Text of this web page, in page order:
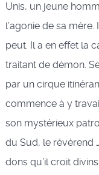
Unis, un jeune
l’agonie de sa mère.
peut. Il a en effet la
traitant de démon.
par un cirque
commence à y
son mystérieux
du Sud, le révérend
dons qu’il croit